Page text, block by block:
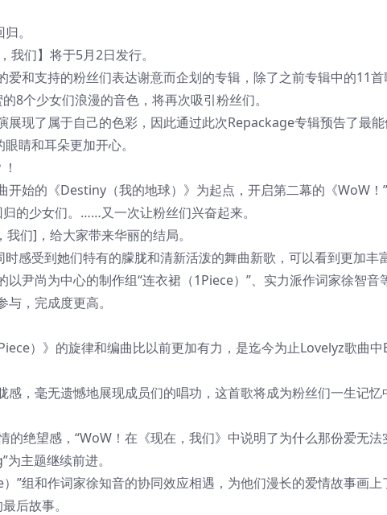
。
们】将于5月2日发行。
和支持的粉丝们表达谢意而企划的专辑，除了之前专辑中的11首
8个少女们浪漫的音色，将再次吸引粉丝们。
现了属于自己的色彩，因此通过此次Repackage专辑预告了最
睛和耳朵更加开心。
始的《Destiny（我的地球）》为起点，开启第二幕的《WoW！
的少女们。……又一次让粉丝们兴奋起来。
们]，给大家带来华丽的结局。
感受到她们特有的朦胧和清新活泼的舞曲新歌，可以看到更加丰
尹尚为中心的制作组“连衣裙（1Piece）”、实力派作词家徐智音
，完成度更高。
）》的旋律和编曲比以前更加有力，是迄今为止Lovelyz歌曲
，毫无遗憾地展现成员们的唱功，这首歌将成为粉丝们一生记忆
绝望感，“WoW！在《现在，我们》中说明了为什么那份爱无法
主题继续前进。
”组和作词家徐知音的协同效应相遇，为他们漫长的爱情故事画上
后故事。